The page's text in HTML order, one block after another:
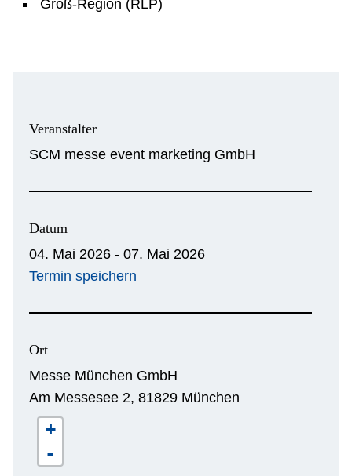
Groß-Region (RLP)
Veranstalter
SCM messe event marketing GmbH
Datum
04. Mai 2026 - 07. Mai 2026
Termin speichern
Ort
Messe München GmbH
Am Messesee 2, 81829 München
+
-